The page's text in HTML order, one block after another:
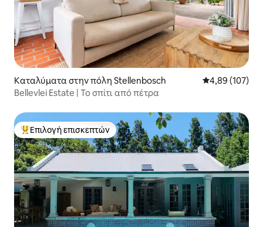
Καταλύματα στην πόλη Stellenbosch Μέση
4,89 (107)
Bellevlei Estate | Το σπίτι από πέτρα
Κορυφαία επιλογή επισκεπτών
Επιλογή επισκεπτών